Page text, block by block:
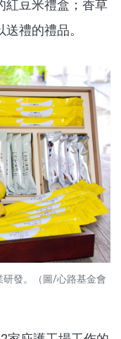
紅豆米禮盒；香草
禮的禮品。
發。（圖/心路基金會